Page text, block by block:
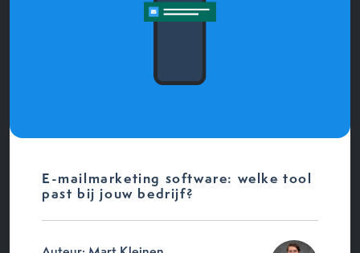
E-mailmarketing software: welke tool
past bij jouw bedrijf?